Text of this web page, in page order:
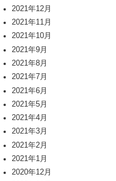
2021年12月
2021年11月
2021年10月
2021年9月
2021年8月
2021年7月
2021年6月
2021年5月
2021年4月
2021年3月
2021年2月
2021年1月
2020年12月